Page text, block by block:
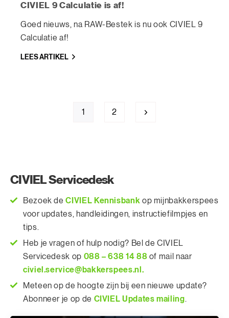
CIVIEL 9 Calculatie is af!
Goed nieuws, na RAW-Bestek is nu ook CIVIEL 9
Calculatie af!
LEES ARTIKEL
1 2
CIVIEL Servicedesk
Bezoek deCIVIEL Kennisbank op mijnbakkerspees
voor updates, handleidingen, instructiefilmpjes en
tips.
Heb je vragen of hulp nodig? Bel de CIVIEL
Servicedesk op 088 – 638 14 88 of mail naar
civiel.service@bakkerspees.nl.
Meteen op de hoogte zijn bij een nieuwe update?
Abonneer je op de CIVIEL Updates mailing.